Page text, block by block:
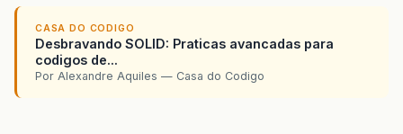
CASA DO CODIGO
Desbravando SOLID: Praticas avancadas para
codigos de...
Por Alexandre Aquiles — Casa do Codigo